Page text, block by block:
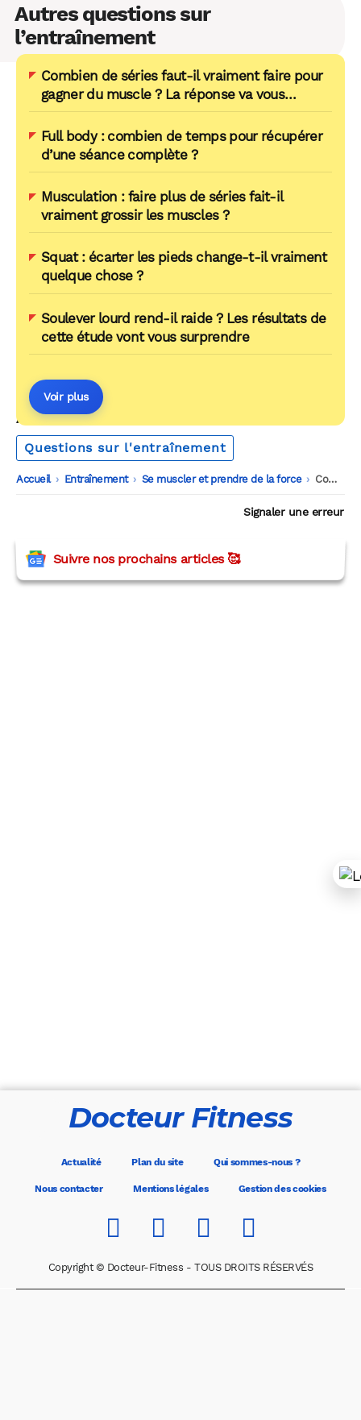
Autres questions sur
l’entraînement
Combien de séries faut-il vraiment faire pour
gagner du muscle ? La réponse va vous
surprendre
Full body : combien de temps pour récupérer
d’une séance complète ?
Musculation : faire plus de séries fait-il
vraiment grossir les muscles ?
Squat : écarter les pieds change-t-il vraiment
quelque chose ?
Soulever lourd rend-il raide ? Les résultats de
cette étude vont vous surprendre
Voir plus
AUTOUR DU MÊME THÈME
Questions sur l'entraînement
Accueil -
Entraînement -
Se muscler et prendre de la force -
Comment soulager les courbatures et les douleurs musculaires ?
Signaler une erreur
Suivre nos prochains articles 🥰
Docteur Fitness
Actualité Plan du site Qui sommes-nous ?
Nous contacter Mentions légales Gestion des cookies
Copyright © Docteur-Fitness - TOUS DROITS RÉSERVÉS